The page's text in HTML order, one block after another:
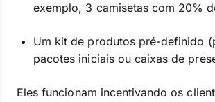
exemplo, 3 camisetas com 20%
Um kit de produtos pré-definido
pacotes iniciais ou caixas de
Eles funcionam incentivando os